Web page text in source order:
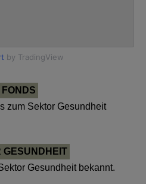
zum Sektor Gesundheit
GESUNDHEIT
Gesundheit bekannt.